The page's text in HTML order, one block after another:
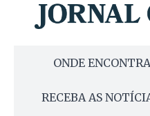
ONDE
RECEBA AS